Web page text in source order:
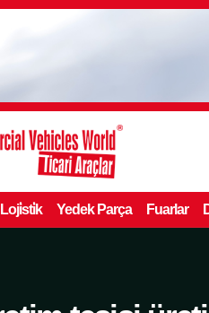
Loji̇sti̇k Yedek Parça Fuarlar